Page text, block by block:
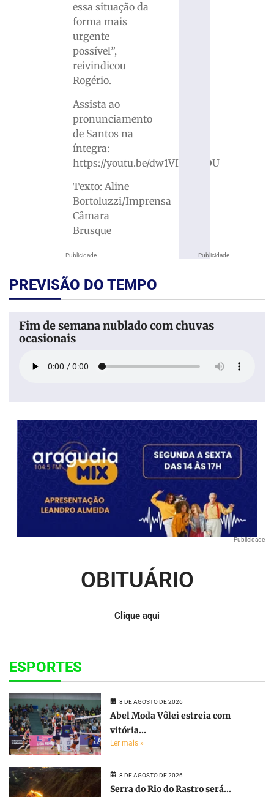
Publicidade
essa situação da
forma mais
urgente
possível”,
reivindicou
Rogério.
Assista ao
pronunciamento
de Santos na
íntegra:
https://youtu.be/dw1VIU4BgOU
Texto: Aline
Bortoluzzi/Imprensa
Câmara
Brusque
Publicidade
PREVISÃO DO TEMPO
Fim de semana nublado com chuvas
ocasionais
Publicidade
OBITUÁRIO
Clique aqui
ESPORTES
8 DE AGOSTO DE 2026
Abel Moda Vôlei estreia com
vitória...
Ler mais »
8 DE AGOSTO DE 2026
Serra do Rio do Rastro será...